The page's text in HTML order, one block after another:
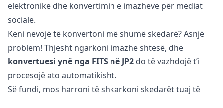
elektronike dhe konvertimin e imazheve për mediat
sociale.
Keni nevojë të konvertoni më shumë skedarë? Asnjë
problem! Thjesht ngarkoni imazhe shtesë, dhe
konvertuesi ynë nga FITS në JP2 do të vazhdojë t’i
procesojë ato automatikisht.
Së fundi, mos harroni të shkarkoni skedarët tuaj të